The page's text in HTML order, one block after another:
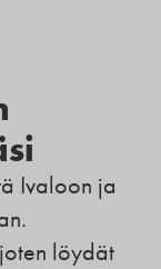
Ivaloon ja
löydät